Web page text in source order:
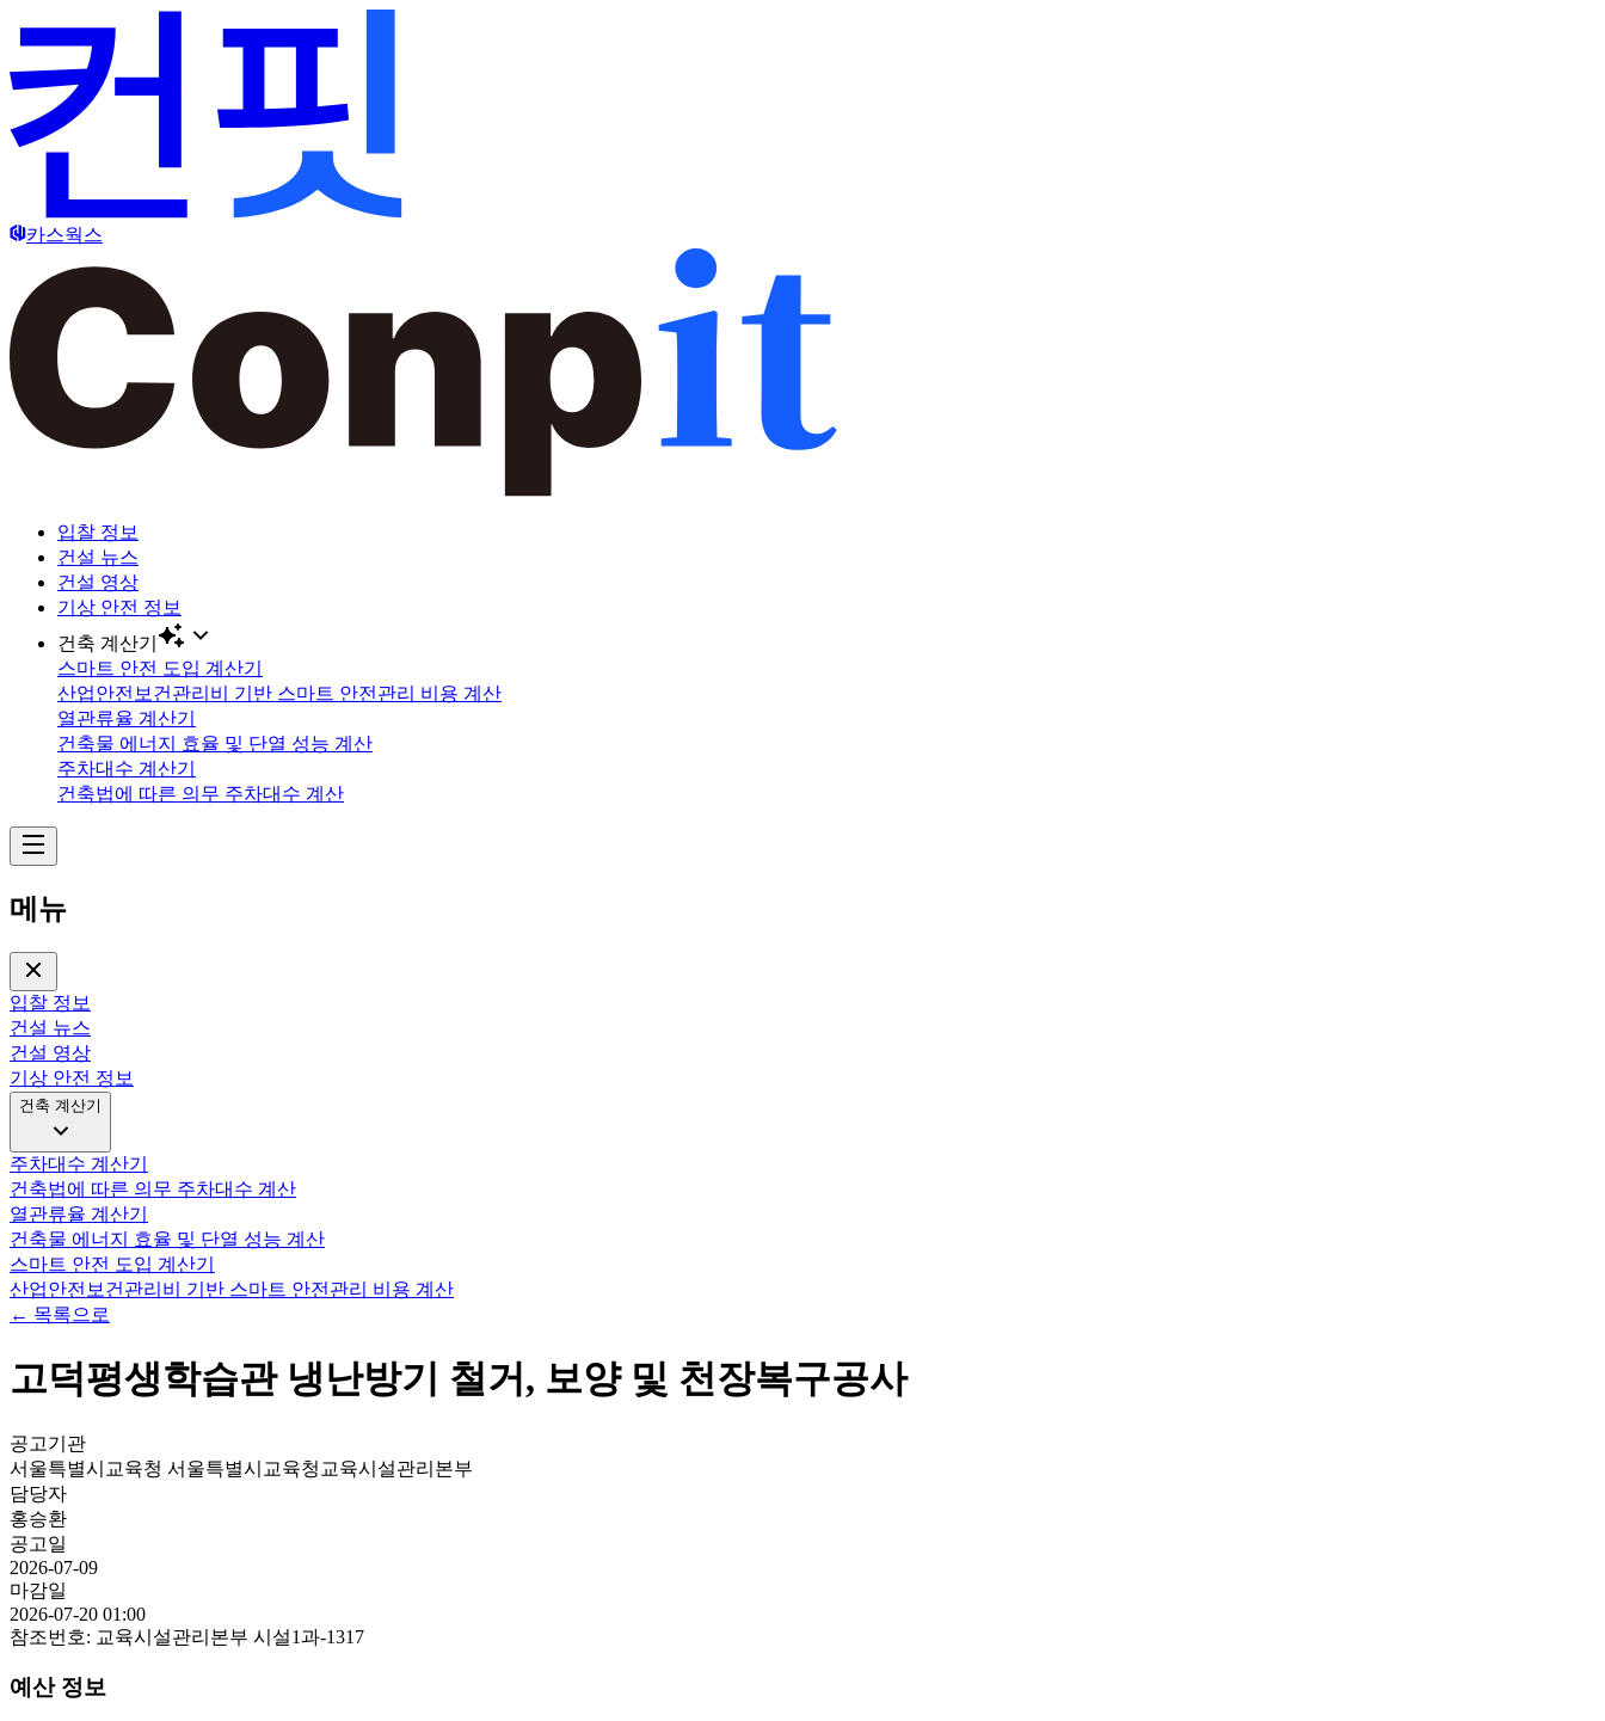
카스웍스
입찰 정보
건설 뉴스
건설 영상
기상 안전 정보
건축 계산기
스마트 안전 도입 계산기
산업안전보건관리비 기반 스마트 안전관리 비용 계산
열관류율 계산기
건축물 에너지 효율 및 단열 성능 계산
주차대수 계산기
건축법에 따른 의무 주차대수 계산
메뉴
입찰 정보
건설 뉴스
건설 영상
기상 안전 정보
건축 계산기
주차대수 계산기
건축법에 따른 의무 주차대수 계산
열관류율 계산기
건축물 에너지 효율 및 단열 성능 계산
스마트 안전 도입 계산기
산업안전보건관리비 기반 스마트 안전관리 비용 계산
← 목록으로
고덕평생학습관 냉난방기 철거, 보양 및 천장복구공사
공고기관
서울특별시교육청 서울특별시교육청교육시설관리본부
담당자
홍승환
공고일
2026-07-09
마감일
2026-07-20 01:00
참조번호: 교육시설관리본부 시설1과-1317
예산 정보